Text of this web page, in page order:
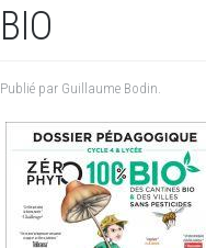
BIO
Publié par Guillaume Bodin.